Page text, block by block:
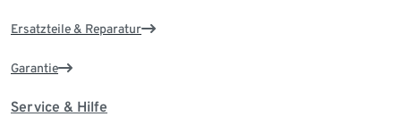
Ersatzteile & Reparatur
Garantie
Service & Hilfe